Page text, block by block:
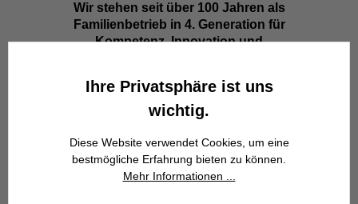
Wir stehen seit über 100 Jahren als
Familienbetrieb in 4. Generation für
Kompetenz, Innovation und
Ihre Privatsphäre ist uns
wichtig.
Diese Website verwendet Cookies, um eine
bestmögliche Erfahrung bieten zu können.
Mehr Informationen ...